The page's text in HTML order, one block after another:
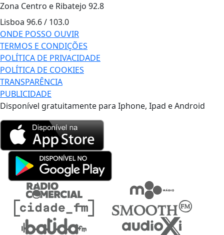
Zona Centro e Ribatejo 92.8
Lisboa 96.6 / 103.0
ONDE POSSO OUVIR
TERMOS E CONDIÇÕES
POLÍTICA DE PRIVACIDADE
POLÍTICA DE COOKIES
TRANSPARÊNCIA
PUBLICIDADE
Disponível gratuitamente para Iphone, Ipad e Android